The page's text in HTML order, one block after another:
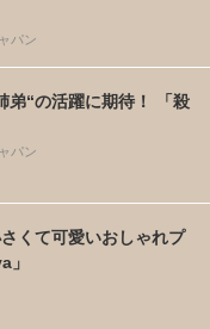
パン
弟“の活躍に期待！ 「殺
パン
くて可愛いおしゃれプ
」